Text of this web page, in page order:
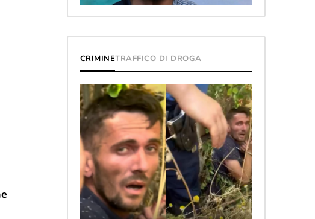
CRIMINETRAFFICO DI DROGA